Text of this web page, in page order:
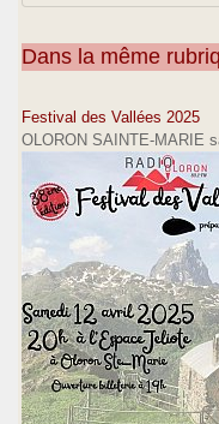
Dans la même
Festival des Vallées 2025
OLORON SAINTE-MARIE